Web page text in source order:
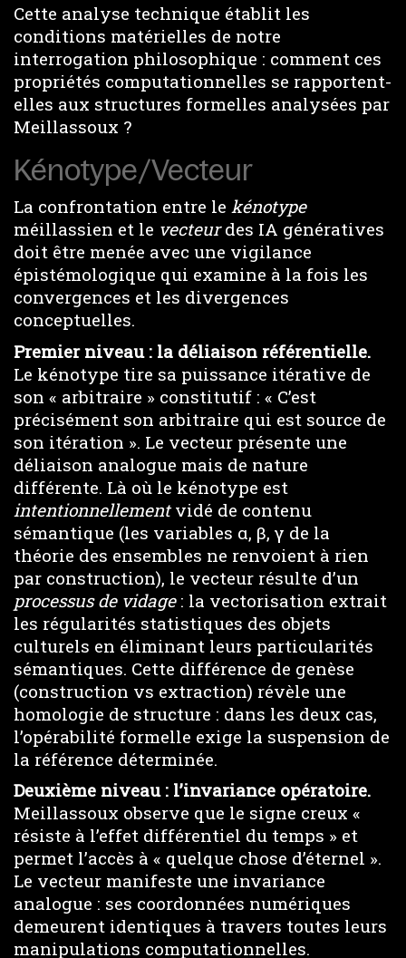
Cette analyse technique établit les
conditions matérielles de notre
interrogation philosophique : comment ces
propriétés computationnelles se rapportent-
elles aux structures formelles analysées par
Meillassoux ?
Kénotype/Vecteur
La confrontation entre le kénotype
méillassien et le vecteurdes IA génératives
doit être menée avec une vigilance
épistémologique qui examine à la fois les
convergences et les divergences
conceptuelles.
Premier niveau : la déliaison référentielle.
Le kénotype tire sa puissance itérative de
son « arbitraire » constitutif : « C’est
précisément son arbitraire qui est source de
son itération ». Le vecteur présente une
déliaison analogue mais de nature
différente. Là où le kénotype est
intentionnellementvidé de contenu
sémantique (les variables α, β, γ de la
théorie des ensembles ne renvoient à rien
par construction), le vecteur résulte d’un
processus de vidage: la vectorisation extrait
les régularités statistiques des objets
culturels en éliminant leurs particularités
sémantiques. Cette différence de genèse
(construction vs extraction) révèle une
homologie de structure : dans les deux cas,
l’opérabilité formelle exige la suspension de
la référence déterminée.
Deuxième niveau : l’invariance opératoire.
Meillassoux observe que le signe creux «
résiste à l’effet différentiel du temps » et
permet l’accès à « quelque chose d’éternel ».
Le vecteur manifeste une invariance
analogue : ses coordonnées numériques
demeurent identiques à travers toutes leurs
manipulations computationnelles.